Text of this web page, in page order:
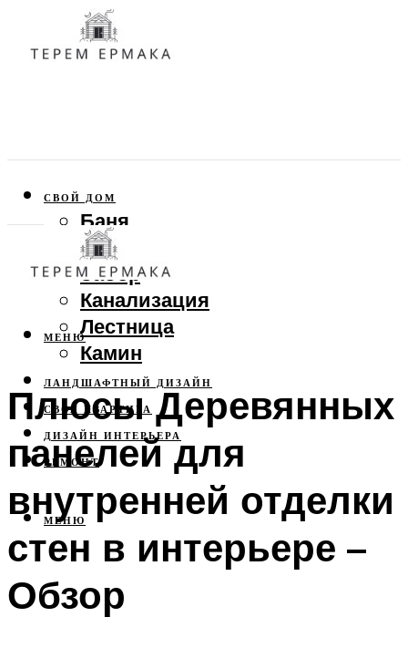
СВОЙ ДОМ
Баня
Веранда
Забор
Канализация
Лестница
Камин
ЛАНДШАФТНЫЙ ДИЗАЙН
СВОЯ КВАРТИРА
ДИЗАЙН ИНТЕРЬЕРА
РЕМОНТ
МЕНЮ
МЕНЮ
Плюсы Деревянных
панелей для
внутренней отделки
стен в интерьере –
Обзор